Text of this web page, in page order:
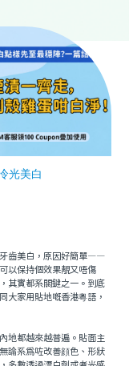
光美白
齒美白，原因好簡單——
以保持個效果靚又唔傷
其實都系關鍵之一。到底
大家用貼地嘅香港粵語，
地都越來越普遍。貼面主
論系爲咗改善顔色、形狀